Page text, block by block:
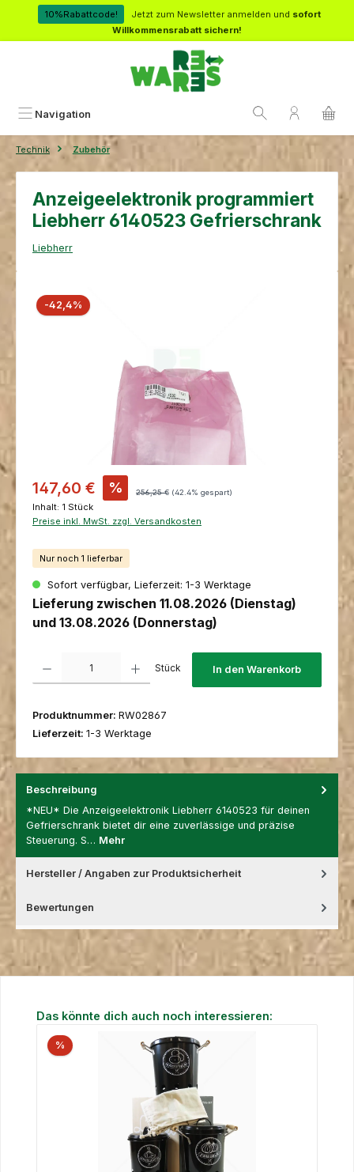
Zum Hauptinhalt springen
10%Rabattcode! Jetzt zum Newsletter anmelden und sofort
Willkommensrabatt sichern!
Navigation
Technik Zubehör
Anzeigeelektronik programmiert
Liebherr 6140523 Gefrierschrank
Liebherr
Bildergalerie überspringen
-42,4% Rabatt
Verkaufspreis:
147,60 € % Regulärer Preis:
256,25 € (42.4% gespart)
Inhalt: 1 Stück
Preise inkl. MwSt. zzgl. Versandkosten
Nur noch 1 lieferbar
Sofort verfügbar, Lieferzeit: 1-3 Werktage
Lieferung zwischen 11.08.2026 (Dienstag)
und 13.08.2026 (Donnerstag)
Stück In den Warenkorb
Produktnummer: RW02867
Lieferzeit: 1-3 Werktage
Beschreibung
*NEU* Die Anzeigeelektronik Liebherr 6140523 für deinen
Gefrierschrank bietet dir eine zuverlässige und präzise
Steuerung. S… Mehr
Hersteller / Angaben zur Produktsicherheit
Bewertungen
Produktgalerie überspringen
Das könnte dich auch noch interessieren:
%